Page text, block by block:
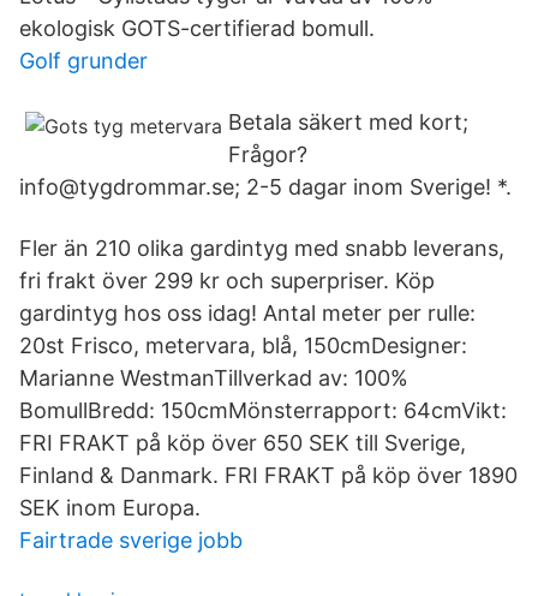
ekologisk GOTS-certifierad bomull.
Golf grunder
Betala säkert med kort;
Frågor?
info@tygdrommar.se; 2-5 dagar inom Sverige! *.
Fler än 210 olika gardintyg med snabb leverans,
fri frakt över 299 kr och superpriser. Köp
gardintyg hos oss idag! Antal meter per rulle:
20st Frisco, metervara, blå, 150cmDesigner:
Marianne WestmanTillverkad av: 100%
BomullBredd: 150cmMönsterrapport: 64cmVikt:
FRI FRAKT på köp över 650 SEK till Sverige,
Finland & Danmark. FRI FRAKT på köp över 1890
SEK inom Europa.
Fairtrade sverige jobb